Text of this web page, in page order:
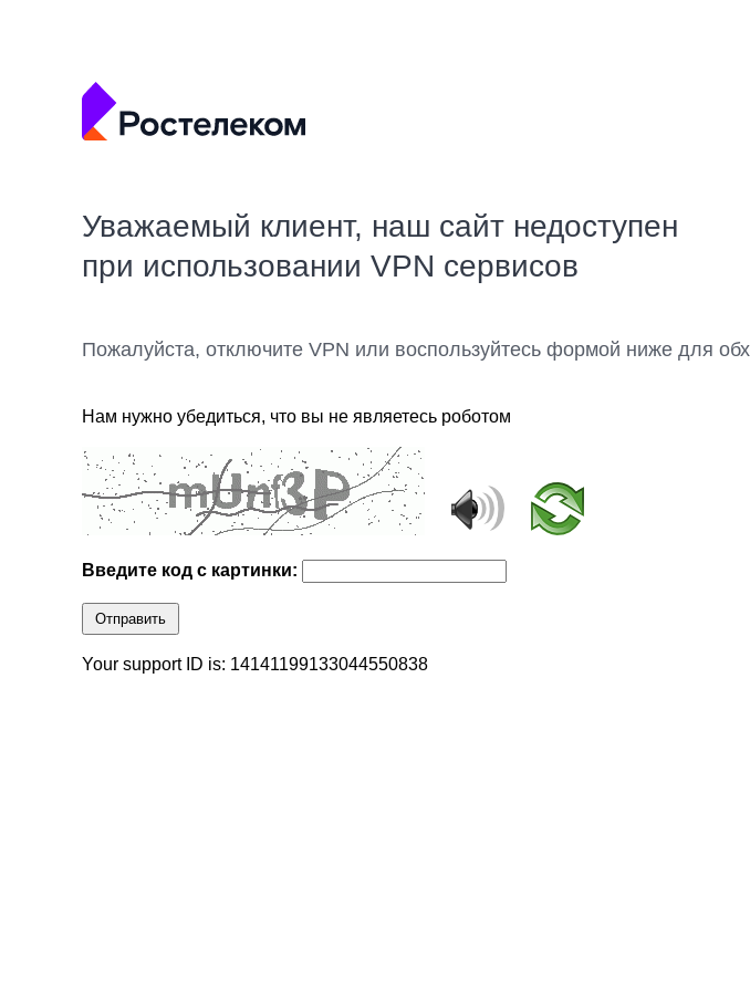
Уважаемый клиент, наш сайт недоступен
при использовании VPN сервисов
Пожалуйста, отключите VPN или воспользуйтесь формой ниже для
Нам нужно убедиться, что вы не являетесь роботом
Введите код с картинки:
Отправить
Your support ID is: 14141199133044550838